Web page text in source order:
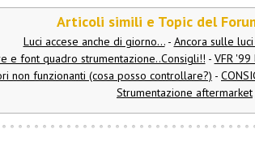
Articoli simili e Topic del
Luci accese anche di giorno...- Ancora sulle
e font quadro strumentazione..Consigli!! - VFR
non funzionanti (cosa posso controllare?) -
Strumentazione aftermarket